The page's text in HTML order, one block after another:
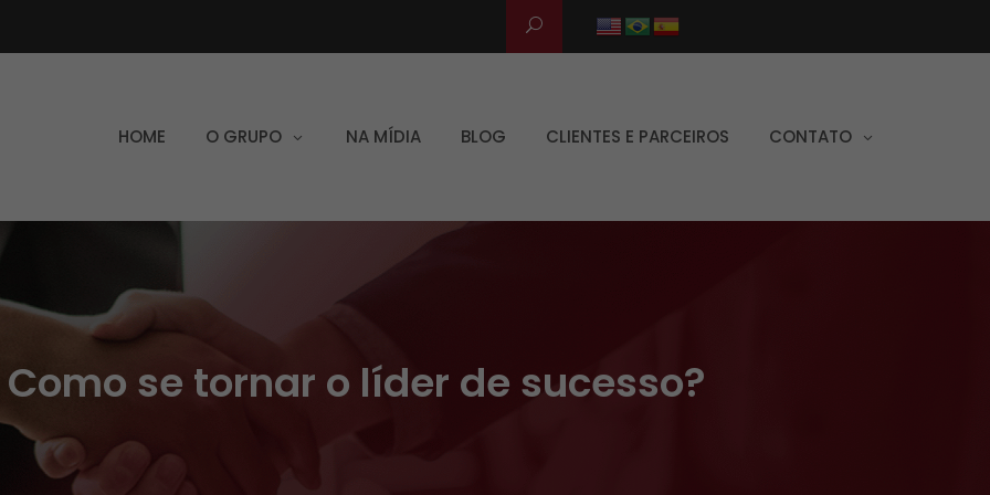
HOME O GRUPO NA MÍDIA BLOG CLIENTES E PARCEIROS CONTATO
se tornar o líder de sucesso?